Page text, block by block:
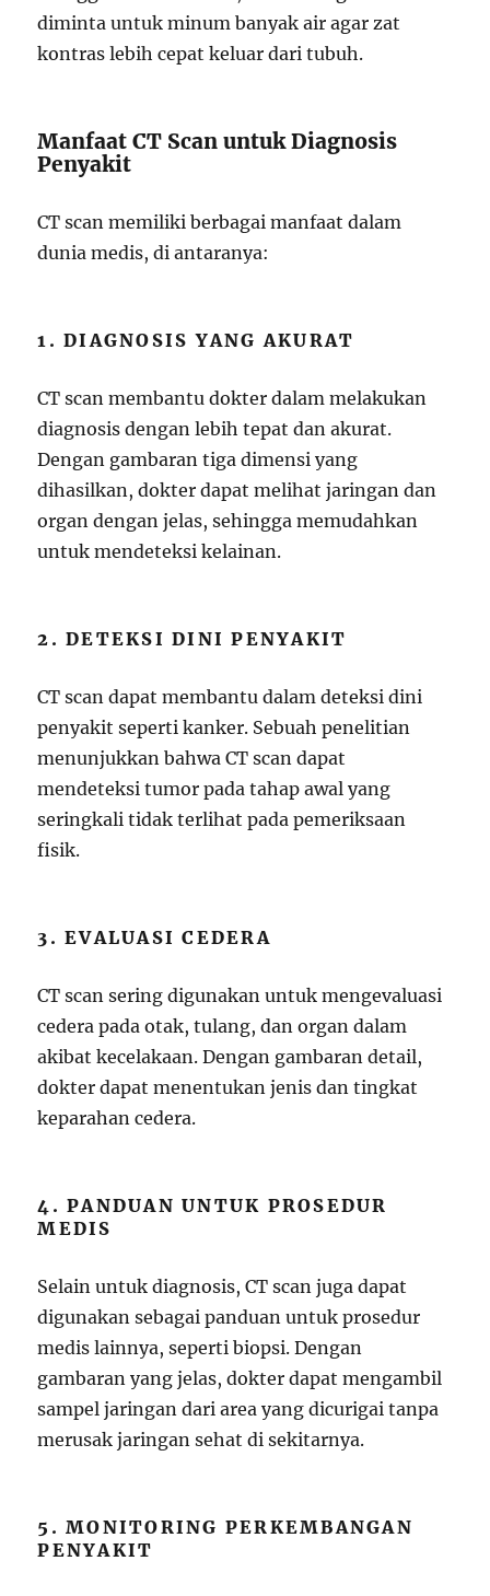
diminta untuk minum banyak air agar zat
kontras lebih cepat keluar dari tubuh.
Manfaat CT Scan untuk Diagnosis
Penyakit
CT scan memiliki berbagai manfaat dalam
dunia medis, di antaranya:
1. DIAGNOSIS YANG AKURAT
CT scan membantu dokter dalam melakukan
diagnosis dengan lebih tepat dan akurat.
Dengan gambaran tiga dimensi yang
dihasilkan, dokter dapat melihat jaringan dan
organ dengan jelas, sehingga memudahkan
untuk mendeteksi kelainan.
2. DETEKSI DINI PENYAKIT
CT scan dapat membantu dalam deteksi dini
penyakit seperti kanker. Sebuah penelitian
menunjukkan bahwa CT scan dapat
mendeteksi tumor pada tahap awal yang
seringkali tidak terlihat pada pemeriksaan
fisik.
3. EVALUASI CEDERA
CT scan sering digunakan untuk mengevaluasi
cedera pada otak, tulang, dan organ dalam
akibat kecelakaan. Dengan gambaran detail,
dokter dapat menentukan jenis dan tingkat
keparahan cedera.
4. PANDUAN UNTUK PROSEDUR
MEDIS
Selain untuk diagnosis, CT scan juga dapat
digunakan sebagai panduan untuk prosedur
medis lainnya, seperti biopsi. Dengan
gambaran yang jelas, dokter dapat mengambil
sampel jaringan dari area yang dicurigai tanpa
merusak jaringan sehat di sekitarnya.
5. MONITORING PERKEMBANGAN
PENYAKIT